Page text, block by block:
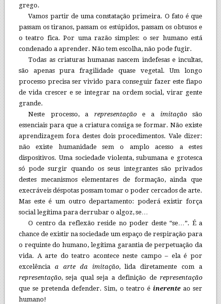
grego.
Vamos partir de uma constatação primeira. O fato é que
passam os tiranos, passam os estúpidos, passam os obtusos e
o teatro fica. Por uma razão simples: o ser humano está
condenado a aprender. Não tem escolha, não pode fugir.
Todas as criaturas humanas nascem indefesas e incultas,
são apenas pura fragilidade quase vegetal. Um longo
processo precisa ser vivido para conseguir fazer este fiapo
de vida crescer e se integrar na ordem social, virar gente
grande.
Neste processo, a representaçãoe a imitaçãosão
essenciais para que a criatura consiga se formar. Não existe
aprendizagem fora destes dois procedimentos. Vale dizer:
não existe humanidade sem o amplo acesso a estes
dispositivos. Uma sociedade violenta, subumana e grotesca
só pode surgir quando os seus integrantes são privados
destes mecanismos elementares de formação, ainda que
execráveis déspotas possam tomar o poder cercados de arte.
Mas este é um outro departamento: poderá existir força
social legítima para derrubar o algoz, se…
O centro da reflexão reside no poder deste “se…”. É a
chance de existir na sociedade um espaço de respiração para
o requinte do humano, legítima garantia de perpetuação da
vida. A arte do teatro acontece neste campo – ela é por
excelência a arte da imitação, lida diretamente com a
representação, seja qual seja a definição derepresentação
que se pretenda defender. Sim, o teatro é inerenteao ser
humano!